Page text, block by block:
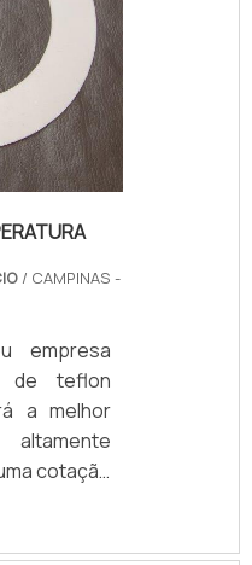
/ CAMPINAS -
empresa
de teflon
a melhor
cotação
e
do